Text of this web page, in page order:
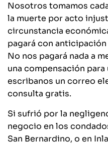
Nosotros tomamos
la muerte por acto
circunstancia
pagará con
No nos pagará nada a
una compensación para
escribanos un correo
consulta gratis.
Si sufrió por la
negocio en los
San Bernardino, o en